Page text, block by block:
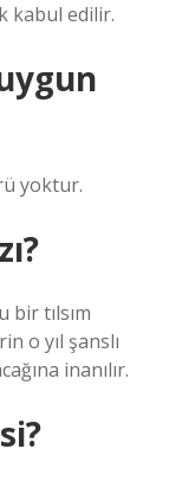
kabul edilir.
yoktur.
bir tılsım
o yıl şanslı
inanılır.